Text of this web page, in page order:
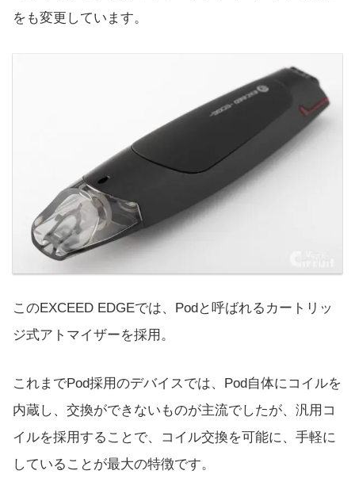
をも変更しています。
このEXCEED EDGEでは、Podと呼ばれるカートリッ
ジ式アトマイザーを採用。
これまでPod採用のデバイスでは、Pod自体にコイルを
内蔵し、交換ができないものが主流でしたが、汎用コ
イルを採用することで、コイル交換を可能に、手軽に
していることが最大の特徴です。